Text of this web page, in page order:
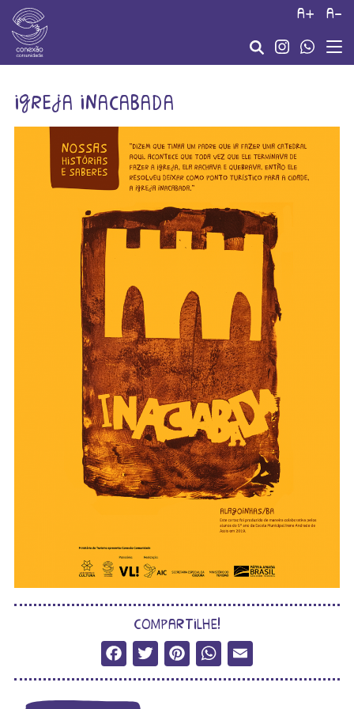
a+ a-
igreja inacabada
compartilhe!
Facebook
Twitter
Pinterest
WhatsApp